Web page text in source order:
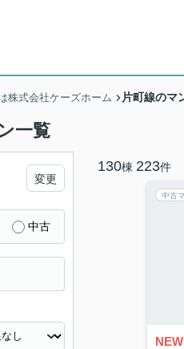
株式会社ケーズホーム 片町線のマ
一覧
130棟 223件
中古
NEW
変更
中古